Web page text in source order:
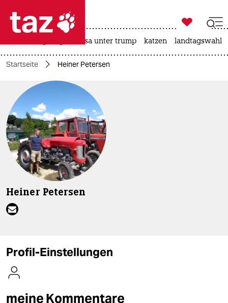
 taz zahl ich
taz zahl ich
themen
politik
öko
gesellschaft
kultur
sport
nord
wahrheit
verlag

taz zahl ich
usa unter trump katzen landtagswahl
Startseite Heiner Petersen
Heiner Petersen
Profil-Einstellungen
meine Kommentare